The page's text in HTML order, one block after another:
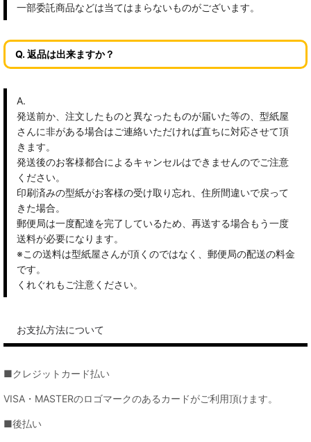
一部委託商品などは当てはまらないものがございます。
Q. 返品は出来ますか？
A.
発送前か、注文したものと異なったものが届いた等の、型紙屋
さんに非がある場合はご連絡いただければ直ちに対応させて頂
きます。
発送後のお客様都合によるキャンセルはできませんのでご注意
ください。
印刷済みの型紙がお客様の受け取り忘れ、住所間違いで戻って
きた場合。
郵便局は一度配達を完了しているため、再送する場合もう一度
送料が必要になります。
※この送料は型紙屋さんが頂くのではなく、郵便局の配送の料金
です。
くれぐれもご注意ください。
お支払方法について
■クレジットカード払い
VISA・MASTERのロゴマークのあるカードがご利用頂けます。
■後払い